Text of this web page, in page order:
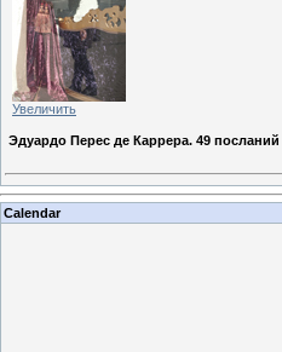
Увеличить
Эдуардо Перес де Каррера. 49
Calendar